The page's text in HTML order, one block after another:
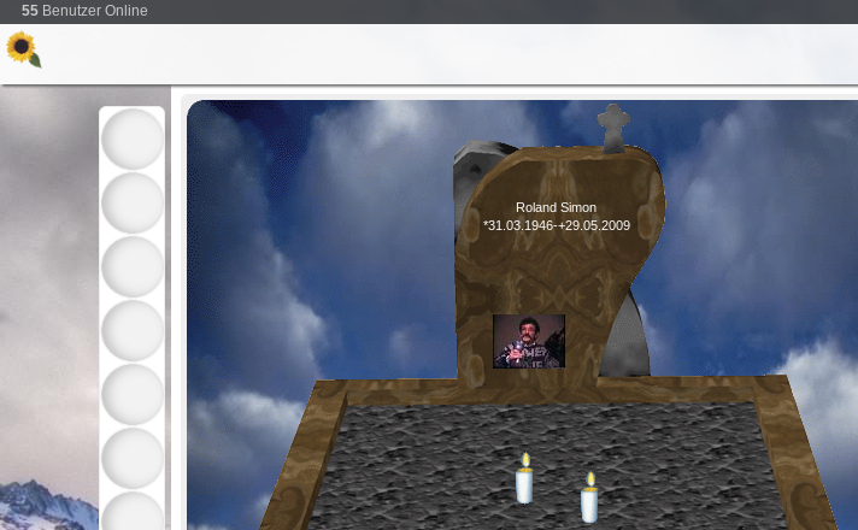
55 Benutzer Online
Roland Simon
*31.03.1946-+29.05.2009